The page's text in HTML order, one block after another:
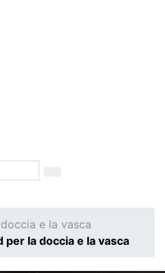
e la vasca
per la doccia e la vasca